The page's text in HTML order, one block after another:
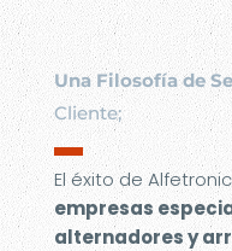
Una Filosofía de
Cliente;
▬
El éxito de
empresas
alternadores y